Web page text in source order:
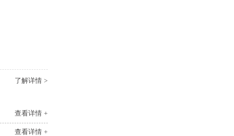
了解详情 >
查看详情 +
查看详情 +